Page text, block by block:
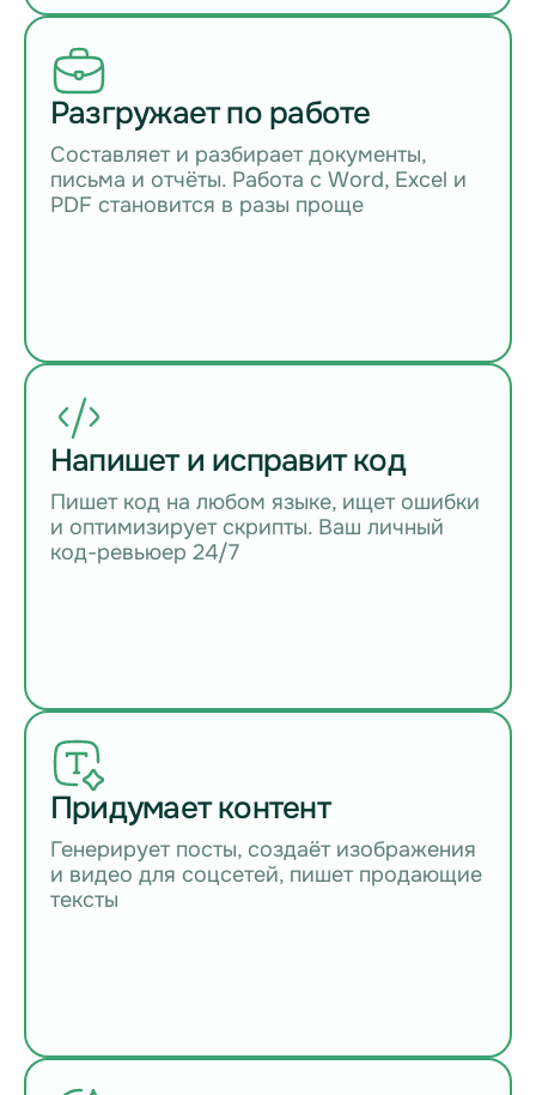
Разгружает по работе
Составляет и разбирает документы,
письма и отчёты. Работа с Word, Excel и
PDF становится в разы проще
Напишет и исправит код
Пишет код на любом языке, ищет ошибки
и оптимизирует скрипты. Ваш личный
код-ревьюер 24/7
Придумает контент
Генерирует посты, создаёт изображения
и видео для соцсетей, пишет продающие
тексты